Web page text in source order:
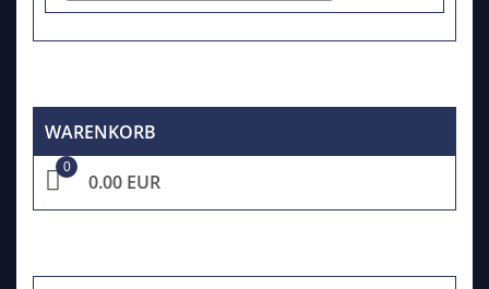
WARENKORB
0
0.00 EUR